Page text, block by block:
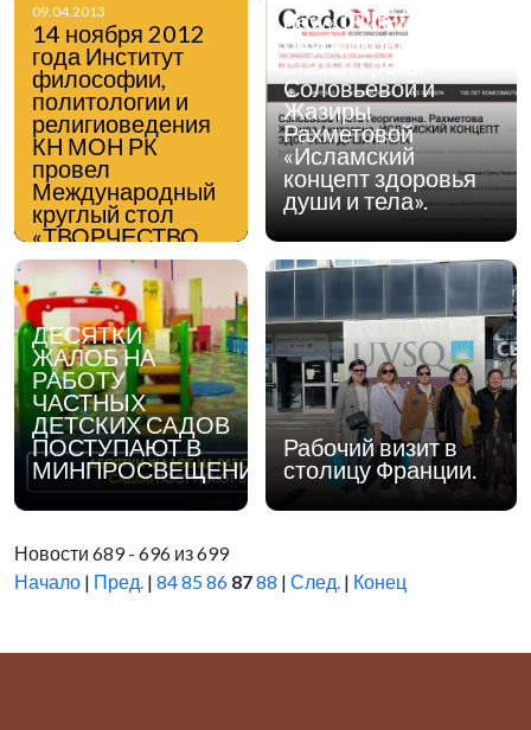
09.04.2013
14 ноября 2012
года Институт
философии,
политологии и
религиоведения
КН МОН РК
провел
Международный
круглый стол
«ТВОРЧЕСТВО
АЛЬ-ФАРАБИ В
СОЦИОКУЛЬТУРНОМ
ИЗМЕРЕНИИ
ВОСТОКА И
ЗАПАДА: К 10-
ЛЕТИЮ
ЖУРНАЛА «АЛЬ-
ФАРАБИ». В
работе круглого
стола принимали
учас
new» (РИНЦ)
опубликована
статья Греты
Соловьевой и
Жазиры
Рахметовой
«Исламский
концепт здоровья
души и тела».
ДЕСЯТКИ
ЖАЛОБ НА
РАБОТУ
ЧАСТНЫХ
ДЕТСКИХ САДОВ
ПОСТУПАЮТ В
МИНПРОСВЕЩЕНИЯ
Рабочий визит в
столицу Франции.
Новости 689 - 696 из 699
Начало | Пред. | 848586 8788 | След. | Конец